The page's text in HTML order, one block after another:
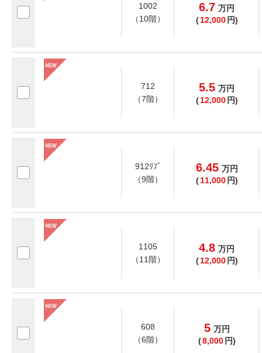
1002
（10階）
6.7 万円
( 12,000 円)
712
（7階）
5.5 万円
( 12,000 円)
912ﾘﾌﾞ
（9階）
6.45 万円
( 11,000 円)
1105
（11階）
4.8 万円
( 12,000 円)
608
（6階）
5 万円
(8,000 円)